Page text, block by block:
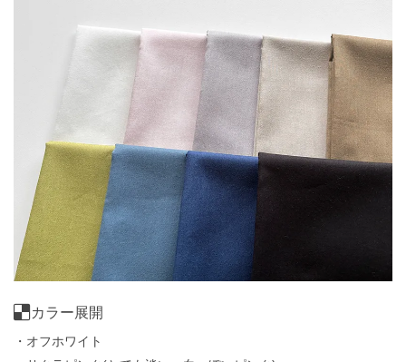
カラー展開
・オフホワイト